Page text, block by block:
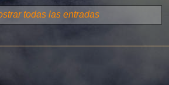
todas las entradas